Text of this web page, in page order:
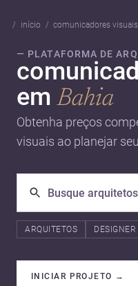
início comunicadores visuais
— PLATAFORMA DE
emBahia
Obtenha preços
visuais ao planejar
ARQUITETOS
INICIAR PROJETO →